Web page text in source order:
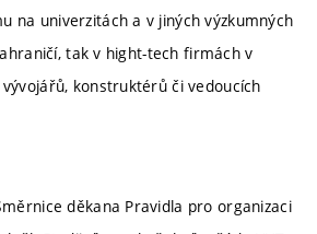
na univerzitách a v jiných výzkumných
tak v hight-tech firmách v
vývojářů, konstruktérů či vedoucích
děkana Pravidla pro organizaci